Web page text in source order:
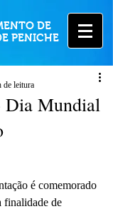
DE
PENICHE
Dia Mundial
de leitura
é comemorado
finalidade de